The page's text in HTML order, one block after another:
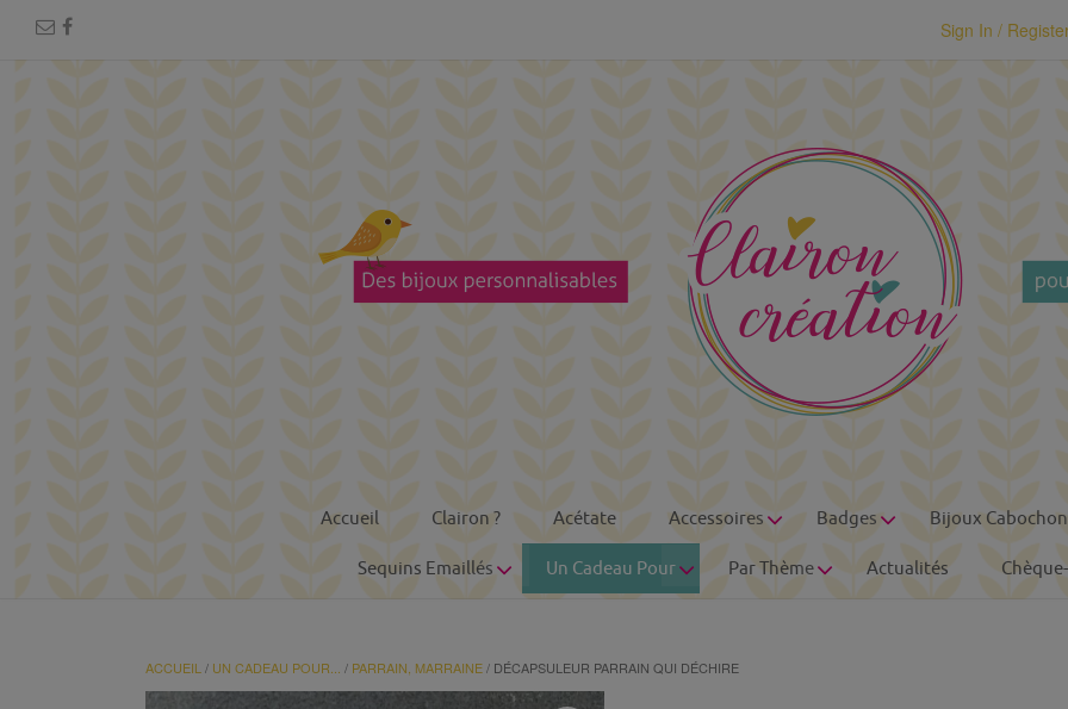
Sign In /
Accueil Clairon ? Acétate Accessoires Badges Bijoux
Sequins Emaillés Un Cadeau Pour Par Thème Actualités
ACCUEIL / UN CADEAU POUR... / PARRAIN, MARRAINE/ DÉCAPSULEUR PARRAIN QUI DÉCHIRE